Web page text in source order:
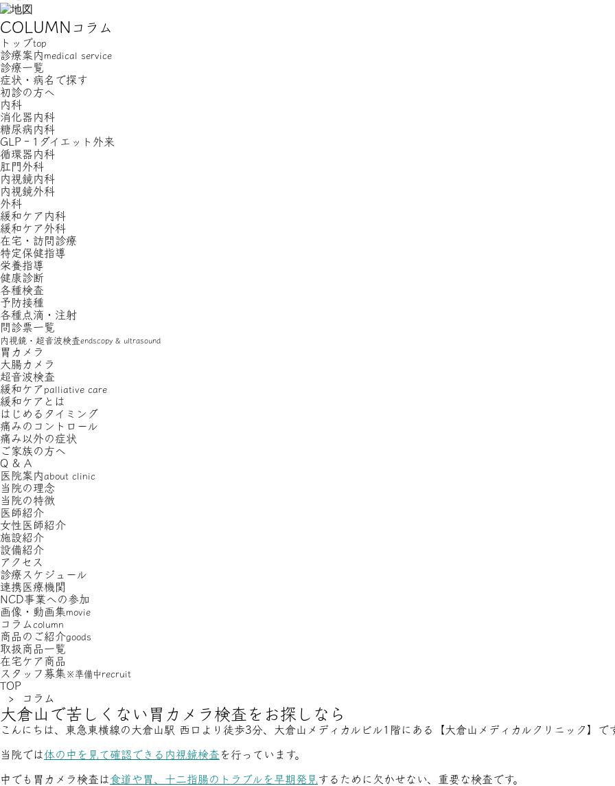
COLUMN コラム
トップtop
診療案内medical service
診療一覧
症状・病名で探す
初診の方へ
内科
消化器内科
糖尿病内科
GLP‐1ダイエット外来
循環器内科
肛門外科
内視鏡内科
内視鏡外科
外科
緩和ケア内科
緩和ケア外科
在宅・訪問診療
特定保健指導
栄養指導
健康診断
各種検査
予防接種
各種点滴・注射
問診票一覧
内視鏡・超音波検査endscopy & ultrasound
胃カメラ
大腸カメラ
超音波検査
緩和ケアpalliative care
緩和ケアとは
はじめるタイミング
痛みのコントロール
痛み以外の症状
ご家族の方へ
Q & A
医院案内about clinic
当院の理念
当院の特徴
医師紹介
女性医師紹介
施設紹介
設備紹介
アクセス
診療スケジュール
連携医療機関
NCD事業への参加
画像・動画集movie
コラムcolumn
商品のご紹介goods
取扱商品一覧
在宅ケア商品
スタッフ募集※準備中recruit
TOP
› コラム
大倉山で苦しくない胃カメラ検査をお探しなら
こんにちは、東急東横線の大倉山駅 西口より徒歩3分、大倉山メディカルビル1階にある【大倉山メディカルクリニック】で
当院では体の中を見て確認できる内視鏡検査 を行っています。
中でも胃カメラ検査は食道や胃、十二指腸のトラブルを早期発見するために欠かせない、重要な検査です。